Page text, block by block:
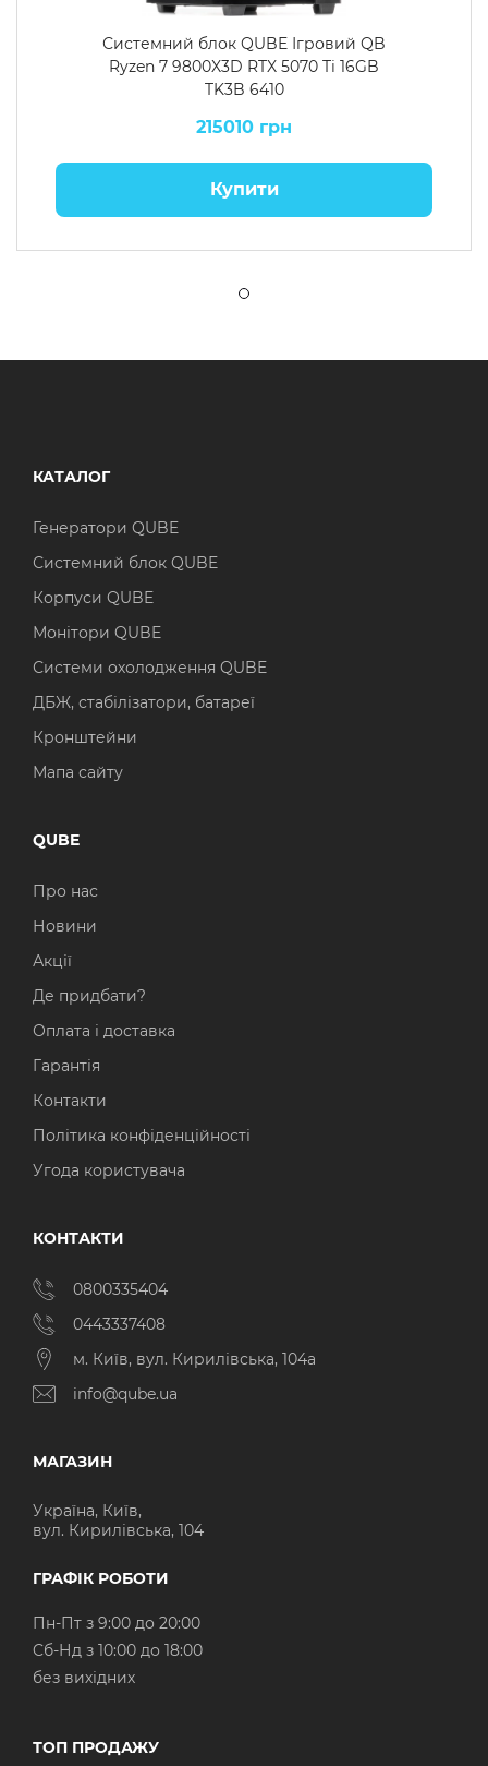
Системний блок QUBE Ігровий QB
Ryzen 7 9800X3D RTX 5070 Ti 16GB
TK3B 6410
215010 грн
Купити
КАТАЛОГ
Генератори QUBE
Системний блок QUBE
Корпуси QUBE
Монітори QUBE
Системи охолодження QUBE
ДБЖ, стабілізатори, батареї
Кронштейни
Мапа сайту
QUBE
Про нас
Новини
Акції
Де придбати?
Оплата і доставка
Гарантія
Контакти
Політика конфіденційності
Угода користувача
КОНТАКТИ
0800335404
0443337408
м. Київ, вул. Кирилівська, 104а
info@qube.ua
МАГАЗИН
Україна, Київ,
вул. Кирилівська, 104
ГРАФІК РОБОТИ
Пн-Пт з 9:00 до 20:00
Cб-Нд з 10:00 до 18:00
без вихідних
ТОП ПРОДАЖУ